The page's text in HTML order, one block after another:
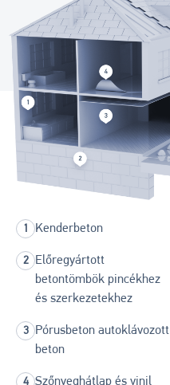
Kenderbeton
Előregyártott
betontömbök pincékhez
és szerkezetekhez
Pórusbeton autoklávozott
beton
Szőnyeghátlap és vinil